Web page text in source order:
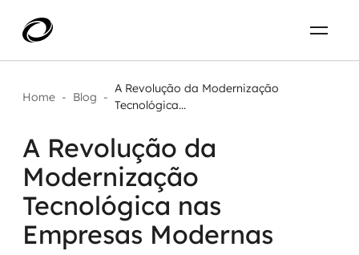
Aplicar IA com impacto real
AI / Machine Learning
IA Generativa
Projetos
Carreira
Home - Blog -
A Revolução da Modernização
Tecnológica...
A Revolução da
Modernização
Tecnológica nas
Empresas Modernas